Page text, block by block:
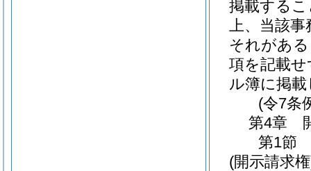
掲載する
上、当該
それがあ
項を記載
ル簿に掲
(令7条
第4章
第1節
(開示請求